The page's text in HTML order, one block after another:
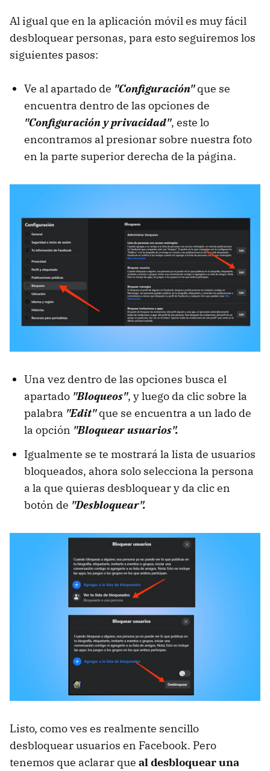
Al igual que en la aplicación móvil es muy fácil
desbloquear personas, para esto seguiremos los
siguientes pasos:
Ve al apartado de "Configuración"que se
encuentra dentro de las opciones de
"Configuración y privacidad", este lo
encontramos al presionar sobre nuestra foto
en la parte superior derecha de la página.
Una vez dentro de las opciones busca el
apartado "Bloqueos", y luego da clic sobre la
palabra "Edit"que se encuentra a un lado de
la opción "Bloquear usuarios".
Igualmente se te mostrará la lista de usuarios
bloqueados, ahora solo selecciona la persona
a la que quieras desbloquear y da clic en
botón de "Desbloquear".
Listo, como ves es realmente sencillo
desbloquear usuarios en Facebook. Pero
tenemos que aclarar que al desbloquear una